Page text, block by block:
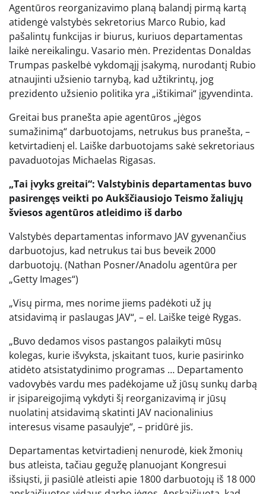
Agentūros reorganizavimo planą balandį pirmą kartą
atidengė valstybės sekretorius Marco Rubio, kad
pašalintų funkcijas ir biurus, kuriuos departamentas
laikė nereikalingu. Vasario mėn. Prezidentas Donaldas
Trumpas paskelbė vykdomąjį įsakymą, nurodantį Rubio
atnaujinti užsienio tarnybą, kad užtikrintų, jog
prezidento užsienio politika yra „ištikimai“ įgyvendinta.
Greitai bus pranešta apie agentūros „jėgos
sumažinimą“ darbuotojams, netrukus bus pranešta, –
ketvirtadienį el. Laiške darbuotojams sakė sekretoriaus
pavaduotojas Michaelas Rigasas.
„Tai įvyks greitai“: Valstybinis departamentas buvo
pasirengęs veikti po Aukščiausiojo Teismo žaliųjų
šviesos agentūros atleidimo iš darbo
Valstybės departamentas informavo JAV gyvenančius
darbuotojus, kad netrukus tai bus beveik 2000
darbuotojų. (Nathan Posner/Anadolu agentūra per
„Getty Images“)
„Visų pirma, mes norime jiems padėkoti už jų
atsidavimą ir paslaugas JAV“, – el. Laiške teigė Rygas.
„Buvo dedamos visos pastangos palaikyti mūsų
kolegas, kurie išvyksta, įskaitant tuos, kurie pasirinko
atidėto atsistatydinimo programas … Departamento
vadovybės vardu mes padėkojame už jūsų sunkų darbą
ir įsipareigojimą vykdyti šį reorganizavimą ir jūsų
nuolatinį atsidavimą skatinti JAV nacionalinius
interesus visame pasaulyje“, – pridūrė jis.
Departamentas ketvirtadienį nenurodė, kiek žmonių
bus atleista, tačiau gegužę planuojant Kongresui
išsiųsti, ji pasiūlė atleisti apie 1800 darbuotojų iš 18 000